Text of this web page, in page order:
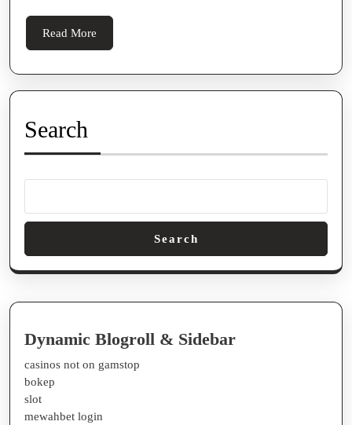
Read More
More
Search
Search
Dynamic Blogroll & Sidebar
casinos not on gamstop
bokep
slot
mewahbet login